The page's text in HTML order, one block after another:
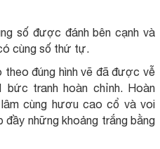
số được đánh bên cạnh và
cùng số thứ tự.
theo đúng hình vẽ đã được vễ
tranh hoàn chỉnh. Hoàn
cùng hươu cao cổ và voi
đầy những khoảng trắng bằng